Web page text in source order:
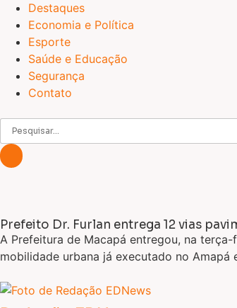
Destaques
Economia e Política
Esporte
Saúde e Educação
Segurança
Contato
Prefeito Dr. Furlan entrega 12 vias
A Prefeitura de Macapá entregou, na
mobilidade urbana já executado no